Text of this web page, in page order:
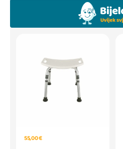
55,00 €